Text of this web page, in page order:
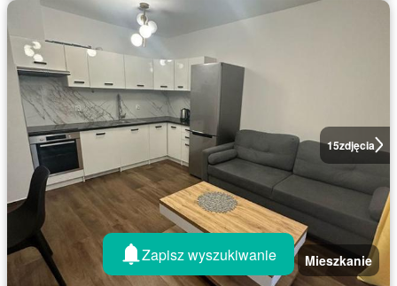
15zdjęcia
Mieszkanie
Zapisz wyszukiwanie